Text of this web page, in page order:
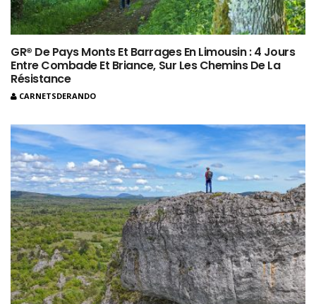
GR® De Pays Monts Et Barrages En Limousin : 4 Jours
Entre Combade Et Briance, Sur Les Chemins De La
Résistance
CARNETSDERANDO